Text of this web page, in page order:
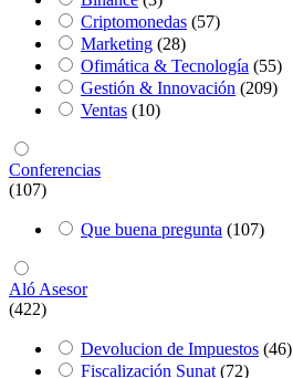
Criptomonedas (57)
Marketing (28)
Ofimática & Tecnología (55)
Gestión & Innovación (209)
Ventas (10)
Conferencias
(107)
Que buena pregunta (107)
Aló Asesor
(422)
Devolucion de Impuestos (46)
Fiscalización Sunat (72)